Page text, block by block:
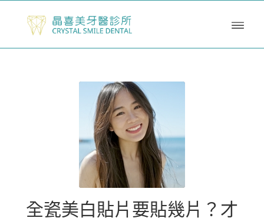
全瓷美白貼片要貼幾片？才